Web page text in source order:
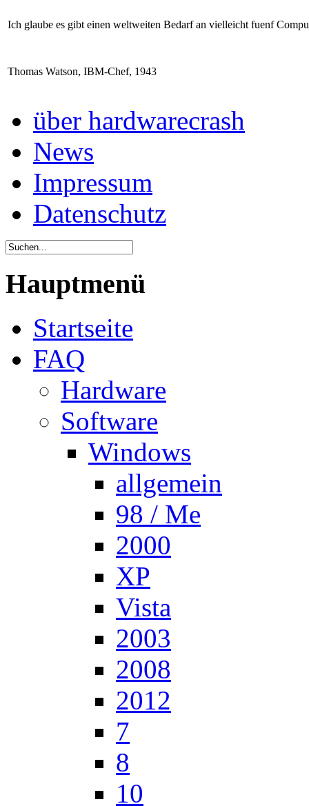
Ich glaube es gibt einen weltweiten Bedarf an vielleicht fuenf
Thomas Watson, IBM-Chef, 1943
über hardwarecrash
News
Impressum
Datenschutz
Hauptmenü
Startseite
FAQ
Hardware
Software
Windows
allgemein
98 / Me
2000
XP
Vista
2003
2008
2012
7
8
10